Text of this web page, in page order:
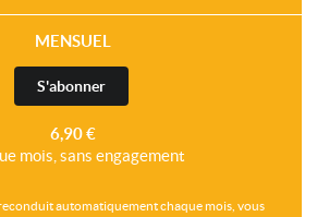
MENSUEL
S'abonner
6,90 €
mois, sans engagement
automatiquement chaque mois, vous